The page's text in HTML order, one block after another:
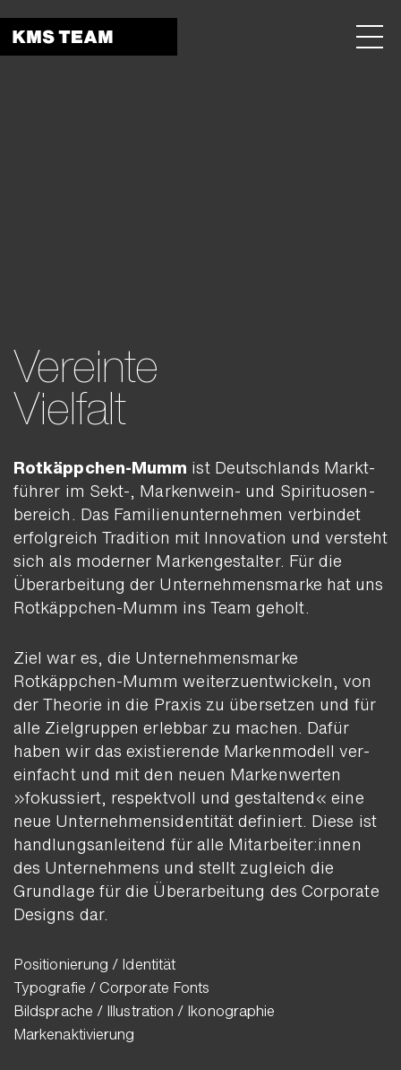
Vereinte
Vielfalt
Rotkäppchen-Mumm ist Deutsch­lands Markt­
führer im Sekt-, Markenwein- und Spirituosen­
bereich. Das Familien­unter­nehmen verbindet
erfolg­reich Tradition mit Innovation und versteht
sich als moderner Marken­gestalter. Für die
Über­arbeitung der Unter­nehmens­marke hat uns
Rotkäppchen-Mumm ins Team geholt.
Ziel war es, die Unter­nehmens­marke
Rotkäppchen-Mumm weiter­zu­ent­wickeln, von
der Theorie in die Praxis zu über­setzen und für
alle Ziel­gruppen erlebbar zu machen. Dafür
haben wir das exis­tierende Marken­modell ver­
einfacht und mit den neuen Marken­werten
»fokussiert, respektvoll und gestaltend« eine
neue Unter­nehmens­identität definiert. Diese ist
handlungs­anleitend für alle Mit­arbeiter:innen
des Unter­nehmens und stellt zugleich die
Grund­lage für die Über­arbeitung des Corporate
Designs dar.
Positionierung / Identität
Typografie / Corporate Fonts
Bildsprache / Illustration / Ikonographie
Markenaktivierung